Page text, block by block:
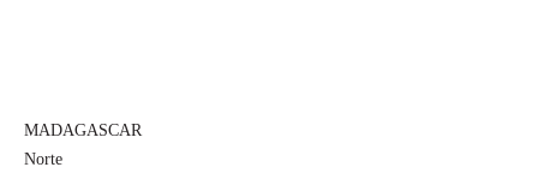
MADAGASCAR
Norte